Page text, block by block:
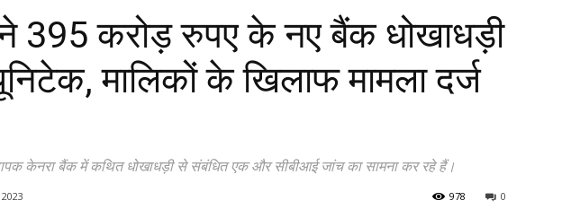
395 करोड़ रुपए के नए बैंक धोखाधड़ी
मालिकों के खिलाफ मामला दर्ज
केनरा बैंक में कथित धोखाधड़ी से संबंधित एक और सीबीआई जांच का सामना कर रहे हैं।
0
978